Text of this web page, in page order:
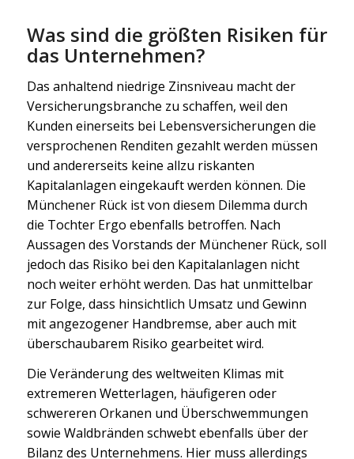
Was sind die größten Risiken für
das Unternehmen?
Das anhaltend niedrige Zinsniveau macht der
Versicherungsbranche zu schaffen, weil den
Kunden einerseits bei Lebensversicherungen die
versprochenen Renditen gezahlt werden müssen
und andererseits keine allzu riskanten
Kapitalanlagen eingekauft werden können. Die
Münchener Rück ist von diesem Dilemma durch
die Tochter Ergo ebenfalls betroffen. Nach
Aussagen des Vorstands der Münchener Rück, soll
jedoch das Risiko bei den Kapitalanlagen nicht
noch weiter erhöht werden. Das hat unmittelbar
zur Folge, dass hinsichtlich Umsatz und Gewinn
mit angezogener Handbremse, aber auch mit
überschaubarem Risiko gearbeitet wird.
Die Veränderung des weltweiten Klimas mit
extremeren Wetterlagen, häufigeren oder
schwereren Orkanen und Überschwemmungen
sowie Waldbränden schwebt ebenfalls über der
Bilanz des Unternehmens. Hier muss allerdings